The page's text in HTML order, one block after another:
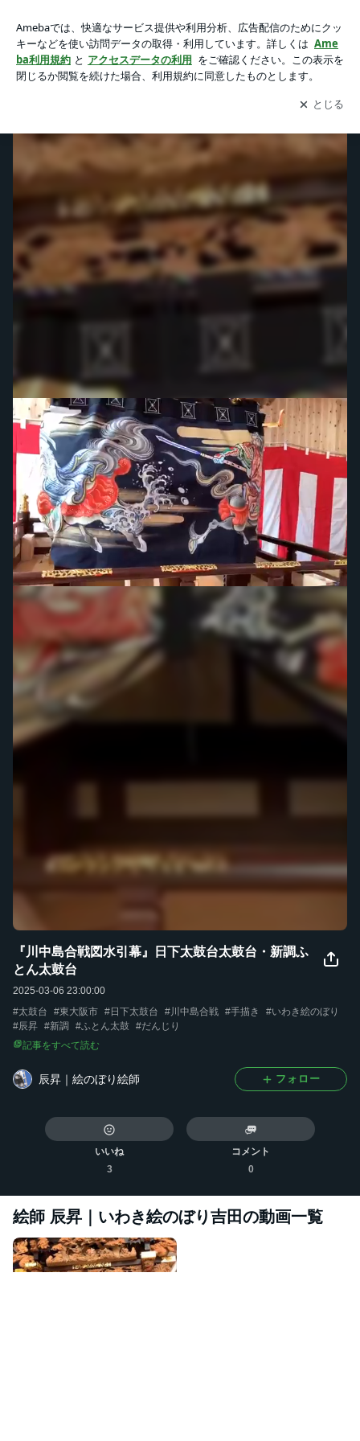
の動画 | 辰昇｜絵のぼり絵師
『川中島合戦図水引幕』日下太鼓台太鼓台・新調ふ
とん太鼓台
2025-03-06 23:00:00
#太鼓台 #東大阪市 #日下太鼓台 #川中島合戦 #手描き #いわき絵のぼり
#辰昇 #新調 #ふとん太鼓 #だんじり
記事をすべて読む
辰昇｜絵のぼり絵師 フォロー
いいね
3
コメント
0
絵師 辰昇｜いわき絵のぼり吉田の動画一覧